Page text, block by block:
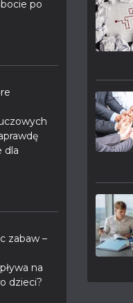
po
dla
zabaw –
na
dzieci?